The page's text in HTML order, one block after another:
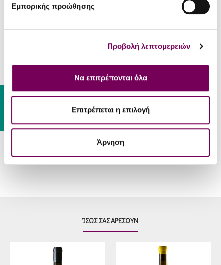
Εμπορικής προώθησης
Προβολή λεπτομερειών
Να επιτρέπονται όλα
Επιτρέπεται η επιλογή
Άρνηση
Πίνεται
Βιολογικά
Πλατό αλλαντικών, σπαγγέτι,
γαρίδες ή σολομό.
Σερβιρίσματος
8 – 10 °C
ΊΣΩΣ ΣΑΣ ΑΡΈΣΟΥΝ
Gift Card